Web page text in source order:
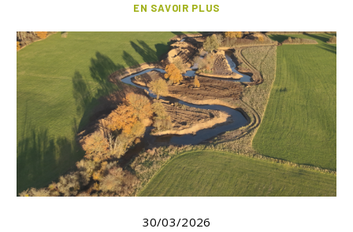
EN SAVOIR PLUS
30/03/2026